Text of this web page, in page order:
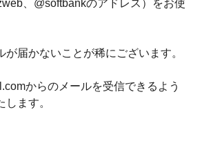
、@softbankのアドレス）をお使
が届かないことが稀にございます。
からのメールを受信できるよう
ます。